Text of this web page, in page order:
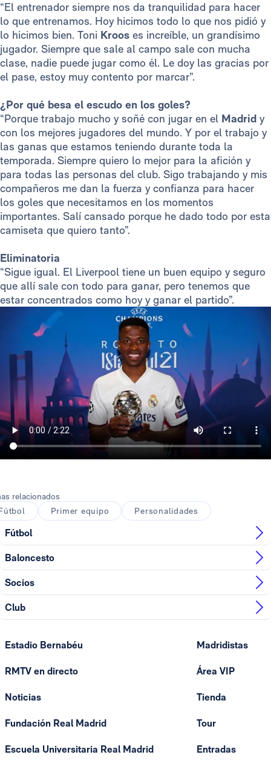
“El entrenador siempre nos da tranquilidad para hacer
lo que entrenamos. Hoy hicimos todo lo que nos pidió y
lo hicimos bien. Toni Kroos es increíble, un grandísimo
jugador. Siempre que sale al campo sale con mucha
clase, nadie puede jugar como él. Le doy las gracias por
el pase, estoy muy contento por marcar”.
¿Por qué besa el escudo en los goles?
“Porque trabajo mucho y soñé con jugar en el Madrid y
con los mejores jugadores del mundo. Y por el trabajo y
las ganas que estamos teniendo durante toda la
temporada. Siempre quiero lo mejor para la afición y
para todas las personas del club. Sigo trabajando y mis
compañeros me dan la fuerza y confianza para hacer
los goles que necesitamos en los momentos
importantes. Salí cansado porque he dado todo por esta
camiseta que quiero tanto”.
Eliminatoria
“Sigue igual. El Liverpool tiene un buen equipo y seguro
que allí sale con todo para ganar, pero tenemos que
estar concentrados como hoy y ganar el partido”.
relacionados
Primer equipo Personalidades
Fútbol
Baloncesto
Socios
Club
Estadio Bernabéu
RMTV en directo
Noticias
Fundación Real Madrid
Escuela Universitaria Real Madrid
Madridistas
Área VIP
Tienda
Tour
Entradas